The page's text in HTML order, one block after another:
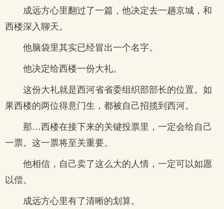
成远方心里翻过了一篇，他决定去一趟京城，和
西楼深入聊天。
他脑袋里其实已经冒出一个名字。
他决定给西楼一份大礼。
这份大礼就是西河省省委组织部部长的位置。如
果西楼的两位得意门生，都被自己招揽到西河。
那…西楼在接下来的关键投票里，一定会给自己
一票。这一票将至关重要。
他相信，自己卖了这么大的人情，一定可以如愿
以偿。
成远方心里有了清晰的划算。